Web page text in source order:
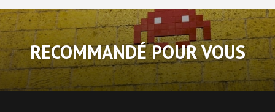
RECOMMANDÉ POUR VOUS